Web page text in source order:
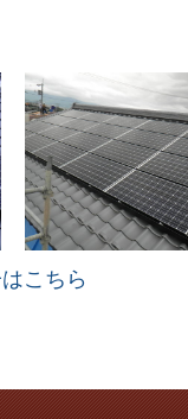
こちら